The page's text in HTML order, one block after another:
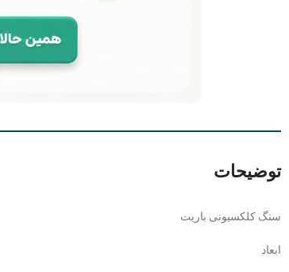
توضیحات
سنگ کلکسیونی باریت
ابعاد